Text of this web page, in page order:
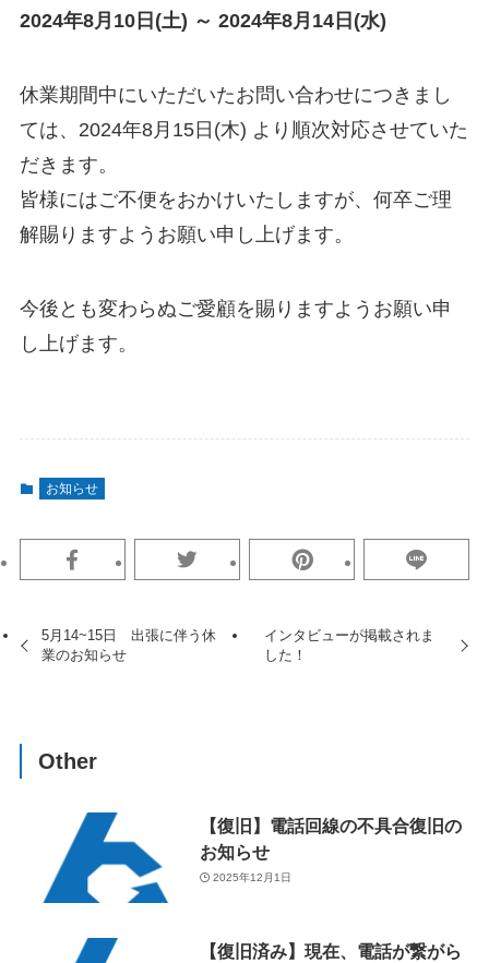
2024年8月10日(土) ～ 2024年8月14日(水)
休業期間中にいただいたお問い合わせにつきまし
ては、2024年8月15日(木) より順次対応させていた
だきます。
皆様にはご不便をおかけいたしますが、何卒ご理
解賜りますようお願い申し上げます。
今後とも変わらぬご愛顧を賜りますようお願い申
し上げます。
お知らせ
5月14~15日 出張に伴う休
業のお知らせ
インタビューが掲載されま
した！
Other
【復旧】電話回線の不具合復旧の
お知らせ
2025年12月1日
【復旧済み】現在、電話が繋がら